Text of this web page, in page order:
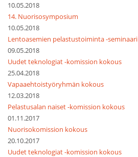
10.05.2018
14. Nuorisosymposium
10.05.2018
Lentoasemien pelastustoiminta -seminaari
09.05.2018
Uudet teknologiat -komission kokous
25.04.2018
Vapaaehtoistyöryhmän kokous
12.03.2018
Pelastusalan naiset -komission kokous
01.11.2017
Nuorisokomission kokous
20.10.2017
Uudet teknologiat -komission kokous